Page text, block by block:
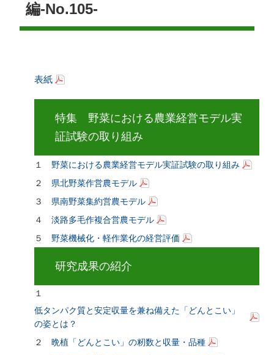
編-No.105-
表紙
特集 野菜における農業経営モデル実
証試験の取り組み
１ 野菜における農業経営モデル実証試験の取り組み
２ 県北野菜作営農モデル
３ 県南野菜集約営農モデル
４ 淡路多毛作複合営農モデル
５ 野菜機械化・軽作業化の経営評価
研究成果の紹介
１
低タンパク質と安定収量を兼ね備えた「どんとこい」
の姿とは？
２ 晩植「どんとこい」の籾数と収量・品種